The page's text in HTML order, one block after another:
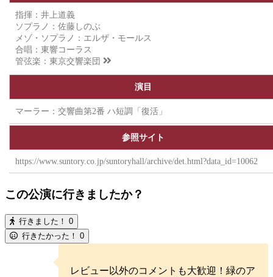
指揮：井上道義
ソプラノ：佐藤しのぶ
メゾ・ソプラノ：エルザ・モールス
合唱：東響コーラス
管弦楽： 東京交響楽団
演目
マーラー：交響曲第2番 ハ短調「復活」
参照サイト
https://www.suntory.co.jp/suntoryhall/archive/det.html?data_id=10062
この公演に行きましたか？
行きました！ 0
行きたかった！ 0
レビュー以外のコメントも大歓迎！緑のア